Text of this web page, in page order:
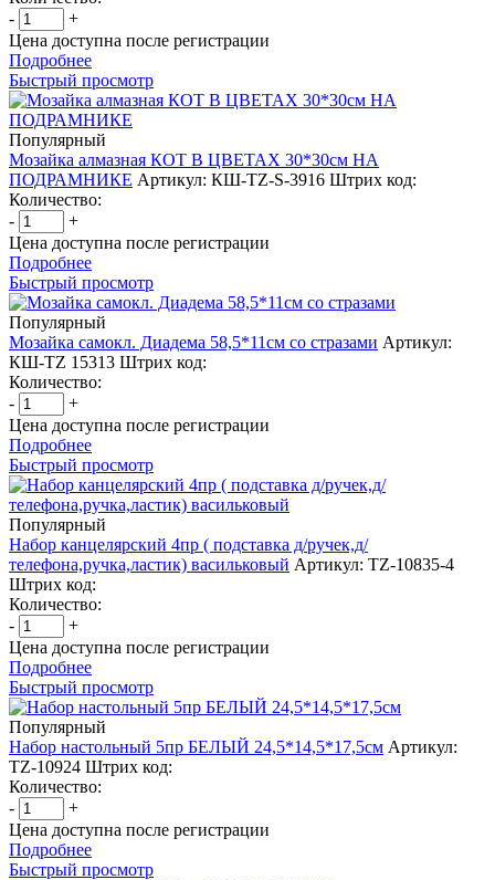
-
+
Цена доступна после регистрации
Подробнее
Быстрый просмотр
Популярный
Мозайка алмазная КОТ В ЦВЕТАХ 30*30см НА
ПОДРАМНИКЕ Артикул: КШ-TZ-S-3916 Штрих код:
Количество:
-
+
Цена доступна после регистрации
Подробнее
Быстрый просмотр
Популярный
Мозайка самокл. Диадема 58,5*11см со стразами Артикул:
КШ-TZ 15313 Штрих код:
Количество:
-
+
Цена доступна после регистрации
Подробнее
Быстрый просмотр
Популярный
Набор канцелярский 4пр ( подставка д/ручек,д/
телефона,ручка,ластик) васильковый Артикул: TZ-10835-4
Штрих код:
Количество:
-
+
Цена доступна после регистрации
Подробнее
Быстрый просмотр
Популярный
Набор настольный 5пр БЕЛЫЙ 24,5*14,5*17,5см Артикул:
TZ-10924 Штрих код:
Количество:
-
+
Цена доступна после регистрации
Подробнее
Быстрый просмотр